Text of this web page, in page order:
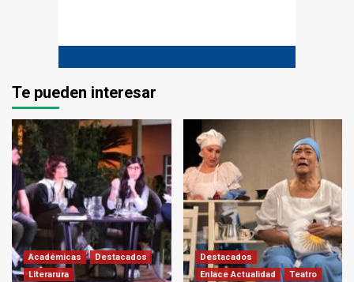
Te pueden interesar
Académicas
Destacados
Literarura
Destacados
Enlace Actualidad
Teatro